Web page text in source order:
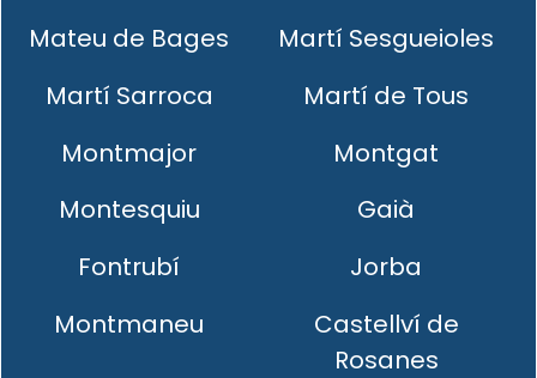
Mateu de Bages
Martí Sesgueioles
Martí Sarroca
Martí de Tous
Montmajor
Montgat
Montesquiu
Gaià
Fontrubí
Jorba
Montmaneu
Castellví de
Rosanes